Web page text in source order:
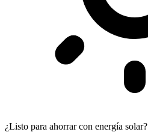
¿Listo para ahorrar con energía solar?